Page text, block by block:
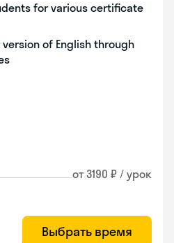
for various certificate
of English through
от 3190 ₽ / урок
Выбрать время